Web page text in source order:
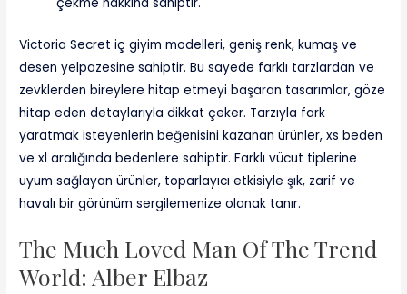
Victoria Secret iç giyim modelleri, geniş renk, kumaş ve
desen yelpazesine sahiptir. Bu sayede farklı tarzlardan ve
zevklerden bireylere hitap etmeyi başaran tasarımlar, göze
hitap eden detaylarıyla dikkat çeker. Tarzıyla fark
yaratmak isteyenlerin beğenisini kazanan ürünler, xs beden
ve xl aralığında bedenlere sahiptir. Farklı vücut tiplerine
uyum sağlayan ürünler, toparlayıcı etkisiyle şık, zarif ve
havalı bir görünüm sergilemenize olanak tanır.
The Much Loved Man Of The Trend
World: Alber Elbaz